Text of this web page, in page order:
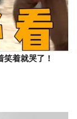
着就哭了！